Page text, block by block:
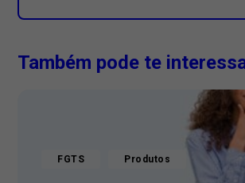
Também pode te
FGTS Produtos